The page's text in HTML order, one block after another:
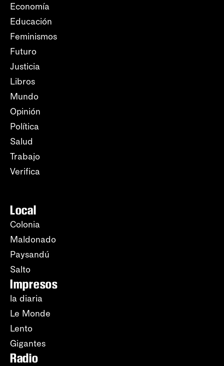
Economía
Educación
Feminismos
Futuro
Justicia
Libros
Mundo
Opinión
Política
Salud
Trabajo
Verifica
Local
Colonia
Maldonado
Paysandú
Salto
Impresos
la diaria
Le Monde
Lento
Gigantes
Radio